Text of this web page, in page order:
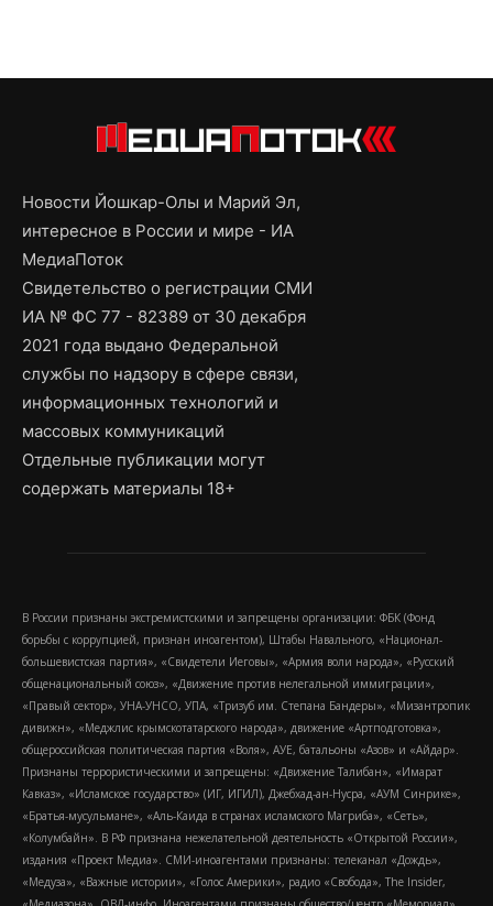
Новости Йошкар-Олы и Марий Эл,
интересное в России и мире - ИА
МедиаПоток
Свидетельство о регистрации СМИ
ИА № ФС 77 - 82389 от 30 декабря
2021 года выдано Федеральной
службы по надзору в сфере связи,
информационных технологий и
массовых коммуникаций
Отдельные публикации могут
содержать материалы 18+
В России признаны экстремистскими и запрещены организации: ФБК (Фонд
борьбы с коррупцией, признан иноагентом), Штабы Навального, «Национал-
большевистская партия», «Свидетели Иеговы», «Армия воли народа», «Русский
общенациональный союз», «Движение против нелегальной иммиграции»,
«Правый сектор», УНА-УНСО, УПА, «Тризуб им. Степана Бандеры», «Мизантропик
дивижн», «Меджлис крымскотатарского народа», движение «Артподготовка»,
общероссийская политическая партия «Воля», АУЕ, батальоны «Азов» и «Айдар».
Признаны террористическими и запрещены: «Движение Талибан», «Имарат
Кавказ», «Исламское государство» (ИГ, ИГИЛ), Джебхад-ан-Нусра, «АУМ Синрике»,
«Братья-мусульмане», «Аль-Каида в странах исламского Магриба», «Сеть»,
«Колумбайн». В РФ признана нежелательной деятельность «Открытой России»,
издания «Проект Медиа». СМИ-иноагентами признаны: телеканал «Дождь»,
«Медуза», «Важные истории», «Голос Америки», радио «Свобода», The Insider,